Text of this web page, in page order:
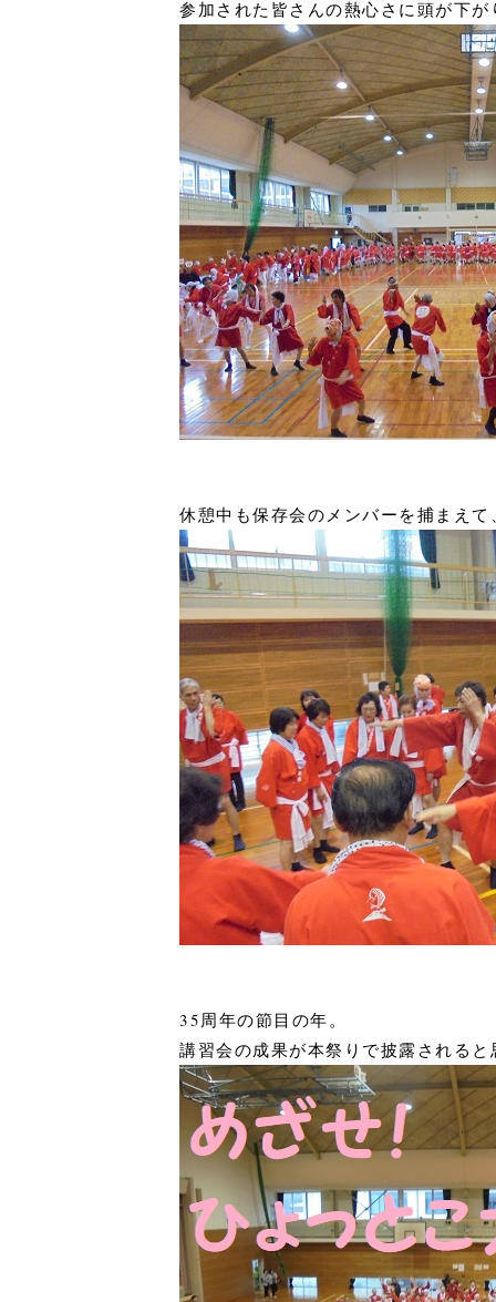
参加された皆さんの熱心さに頭が下が
休憩中も保存会のメンバーを捕まえ
35周年の節目の年。
講習会の成果が本祭りで披露されると